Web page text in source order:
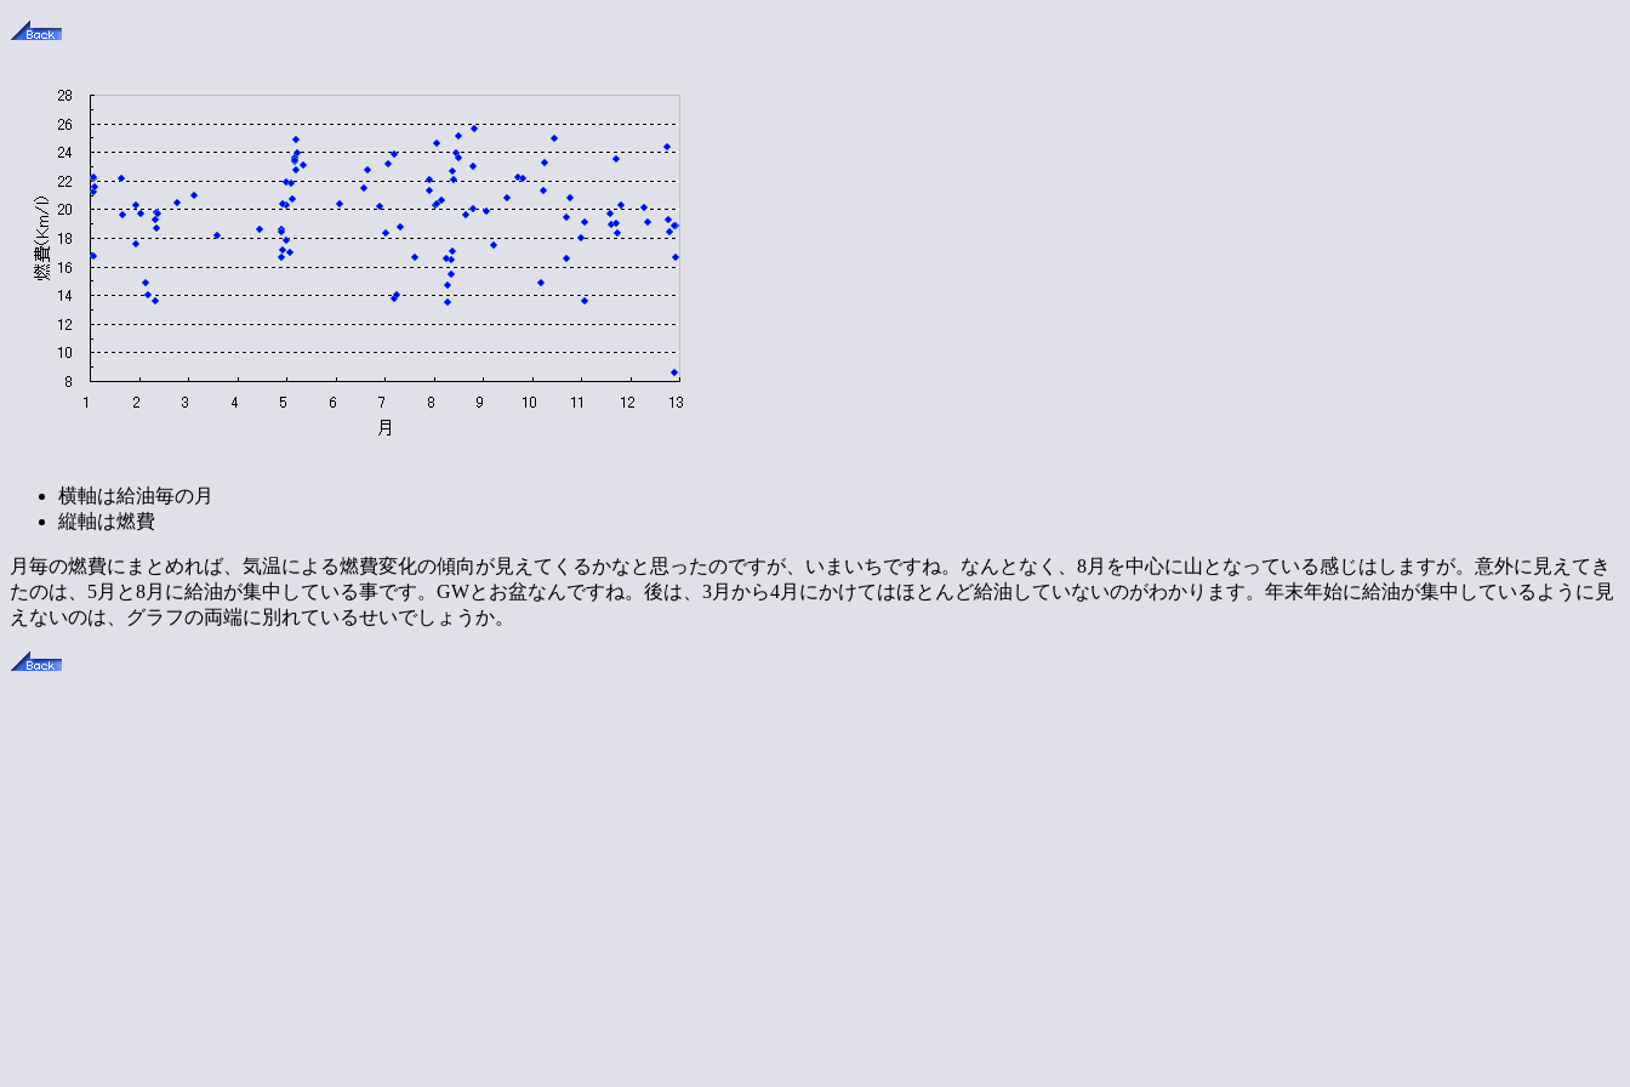
横軸は給油毎の月
縦軸は燃費
月毎の燃費にまとめれば、気温による燃費変化の傾向が見えてくるかなと思ったのですが、いまいちですね。なんとなく、8月を中心に山となっている感じはしますが。意外に見えてき
たのは、5月と8月に給油が集中している事です。GWとお盆なんですね。後は、3月から4月にかけてはほとんど給油していないのがわかります。年末年始に給油が集中しているように見
えないのは、グラフの両端に別れているせいでしょうか。